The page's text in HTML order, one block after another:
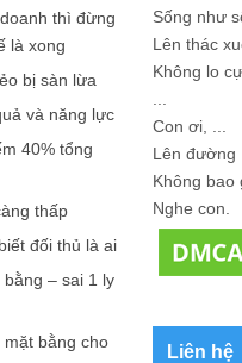
thì đừng
là xong
bị sàn lừa
và năng lực
40% tổng
thấp
đối thủ là ai
– sai 1 ly
mặt bằng cho
Sống như
Lên thác
Không lo
Con ơi, ...
Lên đường
Không bao
Nghe con.
Liên hệ